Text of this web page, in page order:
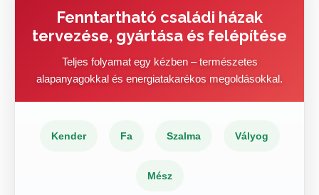
Fenntartható családi házak
tervezése, gyártása és felépítése
Teljes folyamat egy kézben – természetes
alapanyagokkal és energiatakarékos megoldásokkal.
Kender Fa Szalma Vályog
Mész